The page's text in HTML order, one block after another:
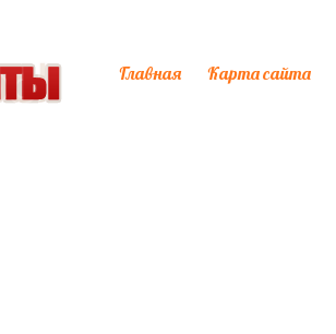
Главная Карта сайта